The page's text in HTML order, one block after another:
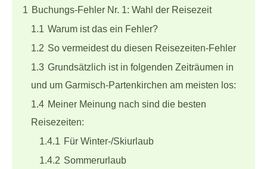
1 Buchungs-Fehler Nr. 1: Wahl der Reisezeit
1.1 Warum ist das ein Fehler?
1.2 So vermeidest du diesen Reisezeiten-Fehler
1.3 Grundsätzlich ist in folgenden Zeiträumen in
und um Garmisch-Partenkirchen am meisten los:
1.4 Meiner Meinung nach sind die besten
Reisezeiten:
1.4.1 Für Winter-/Skiurlaub
1.4.2 Sommerurlaub